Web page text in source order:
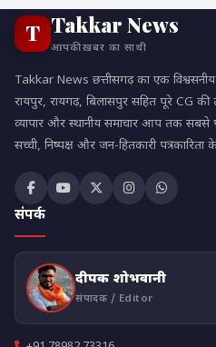
T Takkar News
आपकी ख़बर का साथी
Takkar News छत्तीसगढ़ का एक विश्वसनीय
रायपुर, रायगढ़, बिलासपुर सहित पूरे CG
व्यापार और स्थानीय समाचार आप तक सबसे
सच्ची, निष्पक्ष और जन-हितकारी
संपर्क
दीपक शोभवानी
संपादक / Editor